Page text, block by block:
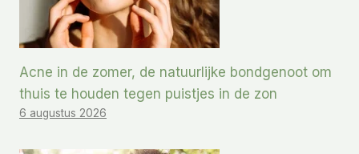
Acne in de zomer, de natuurlijke bondgenoot om
thuis te houden tegen puistjes in de zon
6 augustus 2026